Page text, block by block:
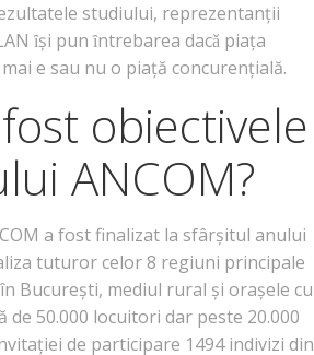
studiului, reprezentanții
ȋși pun ȋntrebarea dacǎ piața
e sau nu o piață concurențială.
obiectivele
ANCOM?
a fost finalizat la sfârșitul anului
tuturor celor 8 regiuni principale
București, mediul rural și orașele cu
de 50.000 locuitori dar peste 20.000
de participare 1494 indivizi din